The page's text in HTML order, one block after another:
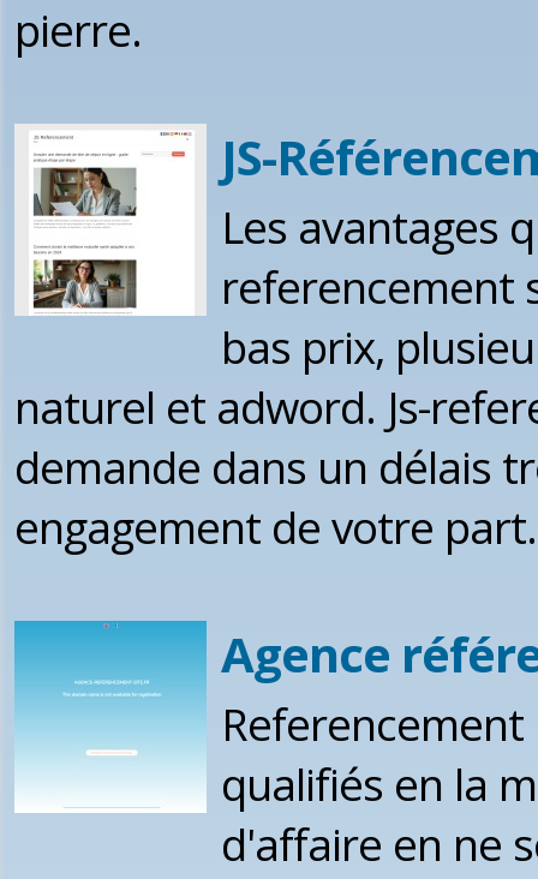
pierre.
JS-
Les avantages
referencement
bas prix,
naturel et adword. Js-
demande dans un délais
engagement de votre part.
Agence
qualifiés en la
d'affaire en ne